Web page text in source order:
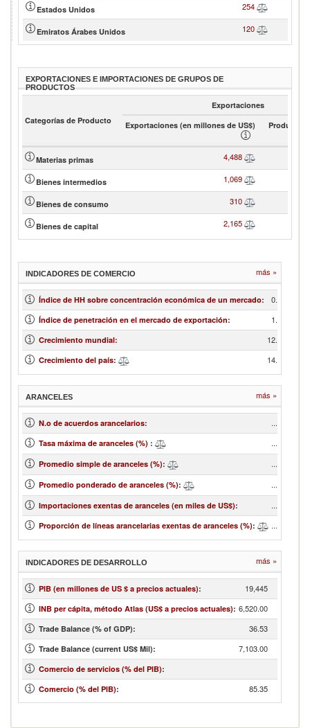
Estados Unidos 254
Emiratos Árabes Unidos 120
EXPORTACIONES E IMPORTACIONES DE GRUPOS DE
PRODUCTOS
Categorías de Producto
Exportaciones
Exportaciones (en millones de US$)
Product
Materias primas 4,488
Bienes intermedios 1,069
Bienes de consumo 310
Bienes de capital 2,165
INDICADORES DE COMERCIO más »
Índice de HH sobre concentración económica de un mercado: 0.18
Índice de penetración en el mercado de exportación: 1.68
Crecimiento mundial: 12.50
Crecimiento del país: 14.07
ARANCELES más »
N.o de acuerdos arancelarios: ...
Tasa máxima de aranceles (%) : ...
Promedio simple de aranceles (%): ...
Promedio ponderado de aranceles (%): ...
Importaciones exentas de aranceles (en miles de US$): ...
Proporción de líneas arancelarias exentas de aranceles (%): ...
INDICADORES DE DESARROLLO más »
PIB (en millones de US $ a precios actuales): 19,445
INB per cápita, método Atlas (US$ a precios actuales): 6,520.00
Trade Balance (% of GDP): 36.53
Trade Balance (current US$ Mil): 7,103.00
Comercio de servicios (% del PIB):
Comercio (% del PIB): 85.35